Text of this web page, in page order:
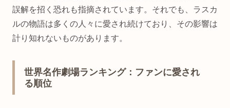
誤解を招く恐れも指摘されています。それでも、ラスカ
ルの物語は多くの人々に愛され続けており、その影響は
計り知れないものがあります。
世界名作劇場ランキング：ファンに愛され
る順位